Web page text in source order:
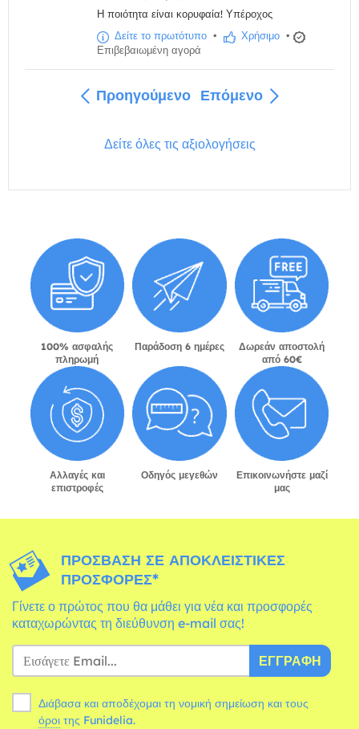
Η ποιότητα είναι κορυφαία! Υπέροχος
Δείτε το πρωτότυπο • Χρήσιμο •
Επιβεβαιωμένη αγορά
Προηγούμενο Επόμενο
Δείτε όλες τις αξιολογήσεις
100% ασφαλής
πληρωμή
Παράδοση 6 ημέρες
Δωρεάν αποστολή
από 60€
Αλλαγές και
επιστροφές
Οδηγός μεγεθών
Επικοινωνήστε μαζί
μας
ΠΡΌΣΒΑΣΗ ΣΕ ΑΠΟΚΛΕΙΣΤΙΚΈΣ
ΠΡΟΣΦΟΡΈΣ*
Γίνετε ο πρώτος που θα μάθει για νέα και προσφορές
καταχωρώντας τη διεύθυνση e-mail σας!
ΕΓΓΡΑΦΉ
Διάβασα και αποδέχομαι τη νομική σημείωση και τους
όροι της Funidelia.